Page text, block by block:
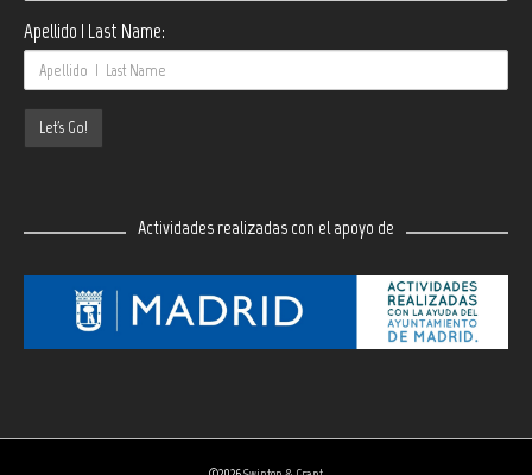
Apellido | Last Name:
Actividades realizadas con el apoyo de